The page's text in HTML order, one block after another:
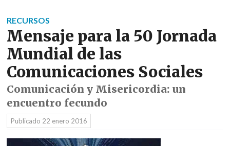
RECURSOS
Mensaje para la 50 Jornada
Mundial de las
Comunicaciones Sociales
Comunicación y Misericordia: un
encuentro fecundo
Publicado 22 enero 2016